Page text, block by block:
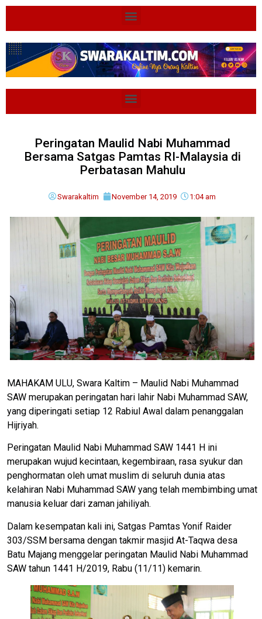
Peringatan Maulid Nabi Muhammad
Bersama Satgas Pamtas RI-Malaysia di
Perbatasan Mahulu
Swarakaltim November 14, 2019 1:04 am
MAHAKAM ULU, Swara Kaltim – Maulid Nabi Muhammad
SAW merupakan peringatan hari lahir Nabi Muhammad SAW,
yang diperingati setiap 12 Rabiul Awal dalam penanggalan
Hijriyah.
Peringatan Maulid Nabi Muhammad SAW 1441 H ini
merupakan wujud kecintaan, kegembiraan, rasa syukur dan
penghormatan oleh umat muslim di seluruh dunia atas
kelahiran Nabi Muhammad SAW yang telah membimbing umat
manusia keluar dari zaman jahiliyah.
Dalam kesempatan kali ini, Satgas Pamtas Yonif Raider
303/SSM bersama dengan takmir masjid At-Taqwa desa
Batu Majang menggelar peringatan Maulid Nabi Muhammad
SAW tahun 1441 H/2019, Rabu (11/11) kemarin.